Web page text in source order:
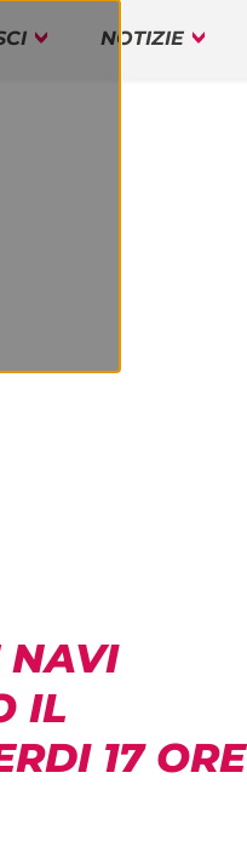
NOTIZIE
NAVI
IL
17 ORE